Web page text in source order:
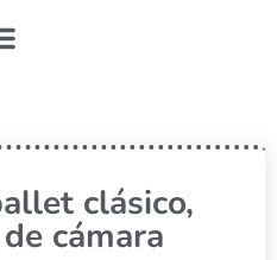
clásico,
cámara